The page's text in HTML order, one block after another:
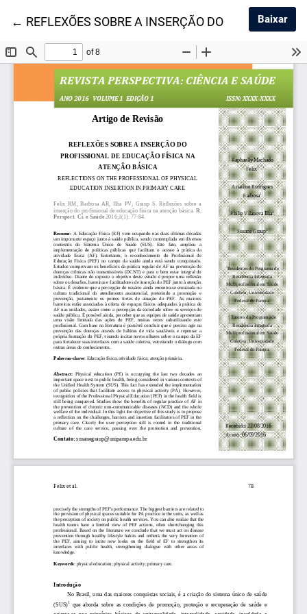
← Voltar aos Detalhes do Artigo
REFLEXÕES SOBRE A INSERÇÃO DO Baixar